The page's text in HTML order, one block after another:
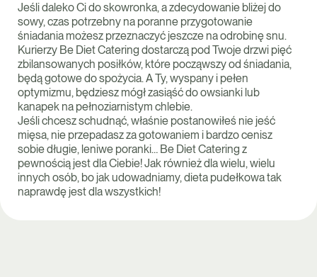
Jeśli daleko Ci do skowronka, a zdecydowanie bliżej do
sowy, czas potrzebny na poranne przygotowanie
śniadania możesz przeznaczyć jeszcze na odrobinę snu.
Kurierzy Be Diet Catering dostarczą pod Twoje drzwi pięć
zbilansowanych posiłków, które począwszy od śniadania,
będą gotowe do spożycia. A Ty, wyspany i pełen
optymizmu, będziesz mógł zasiąść do owsianki lub
kanapek na pełnoziarnistym chlebie.
Jeśli chcesz schudnąć, właśnie postanowiłeś nie jeść
mięsa, nie przepadasz za gotowaniem i bardzo cenisz
sobie długie, leniwe poranki… Be Diet Catering z
pewnością jest dla Ciebie! Jak również dla wielu, wielu
innych osób, bo jak udowadniamy, dieta pudełkowa tak
naprawdę jest dla wszystkich!